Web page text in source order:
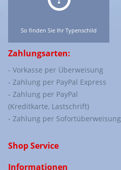
So finden Sie Ihr Typenschild
Zahlungsarten:
- Vorkasse per Überweisung
- Zahlung per PayPal Express
- Zahlung per PayPal
(Kreditkarte, Lastschrift)
- Zahlung per Sofortüberweisung
Shop Service
Informationen